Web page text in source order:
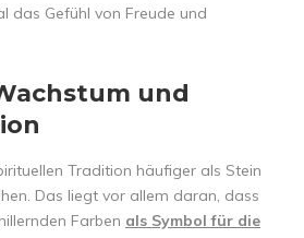
das Gefühl von Freude und
und
Tradition häufiger als Stein
Das liegt vor allem daran, dass
Farben als Symbol für die